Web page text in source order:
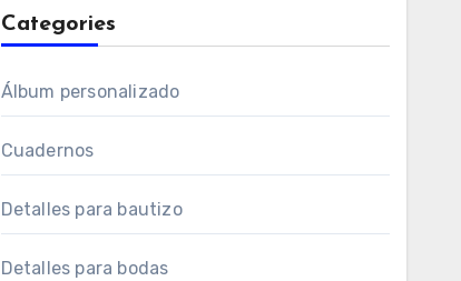
Categories
Álbum personalizado
Cuadernos
Detalles para bautizo
Detalles para bodas